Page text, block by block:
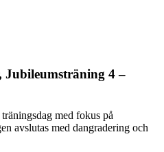
Jubileumsträning 4 –
med fokus på
avslutas med dangradering och